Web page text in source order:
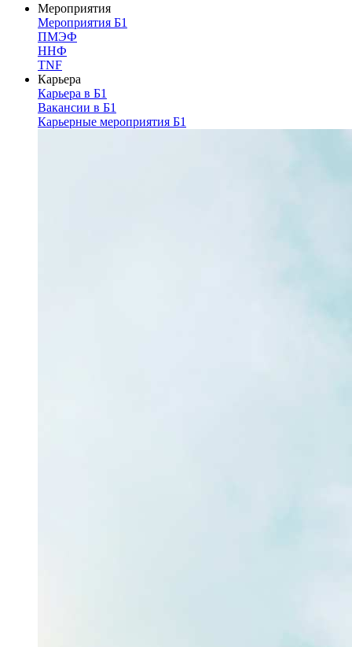
Мероприятия
Мероприятия Б1
ПМЭФ
ННФ
TNF
Карьера
Карьера в Б1
Вакансии в Б1
Карьерные мероприятия Б1